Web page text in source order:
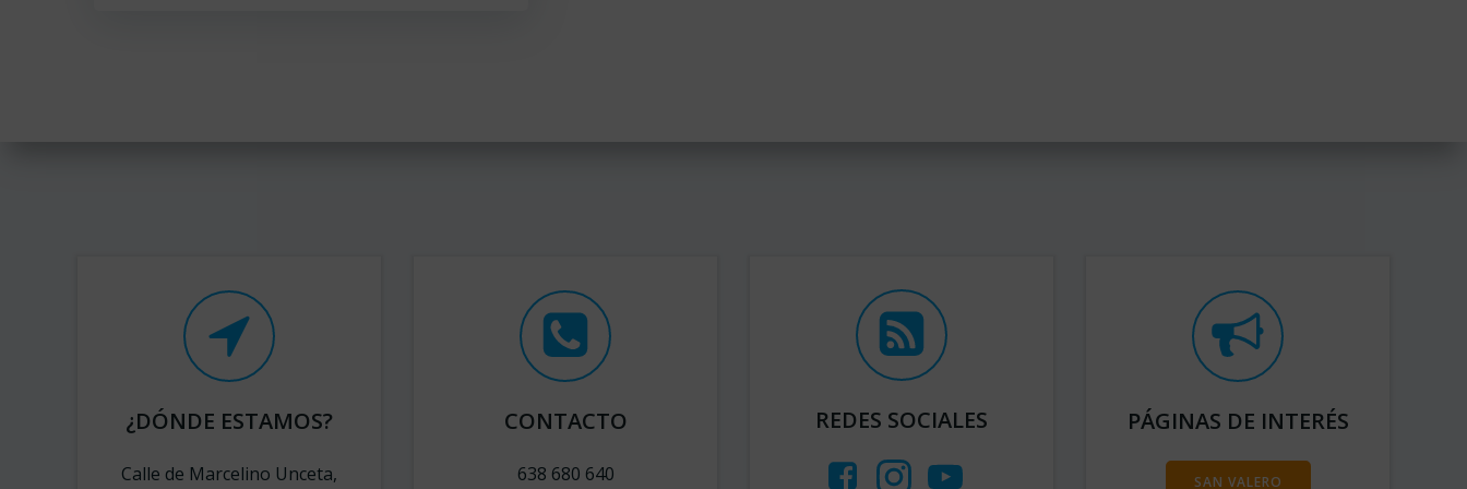
¿DÓNDE ESTAMOS?
Calle de Marcelino Unceta,
CONTACTO
638 680 640
REDES SOCIALES PÁGINAS DE INTERÉS
SAN VALERO